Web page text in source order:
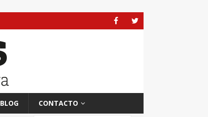
BLOG CONTACTO